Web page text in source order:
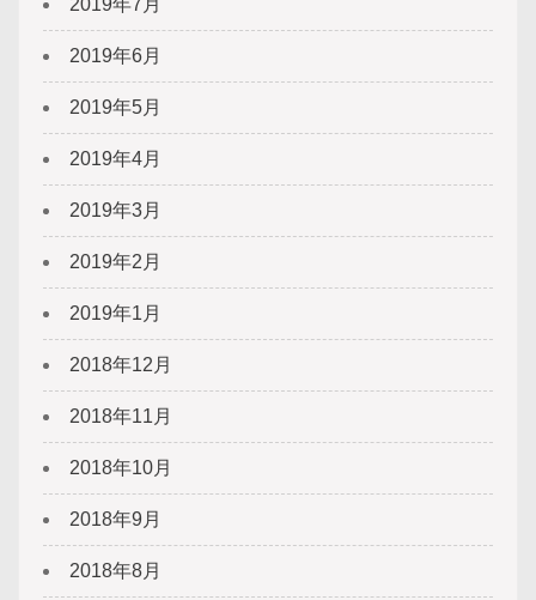
2019年7月
2019年6月
2019年5月
2019年4月
2019年3月
2019年2月
2019年1月
2018年12月
2018年11月
2018年10月
2018年9月
2018年8月